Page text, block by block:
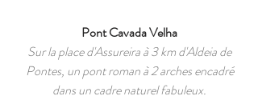
Pont Cavada Velha
Sur la place d'Assureira à 3 km d'Aldeia de
Pontes, un pont roman à 2 arches encadré
dans un cadre naturel fabuleux.